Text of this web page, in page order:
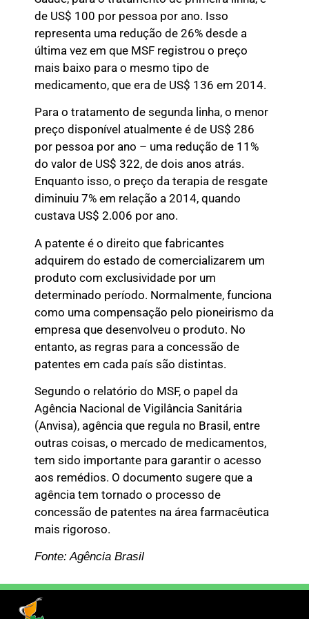
de US$ 100 por pessoa por ano. Isso
representa uma redução de 26% desde a
última vez em que MSF registrou o preço
mais baixo para o mesmo tipo de
medicamento, que era de US$ 136 em 2014.
Para o tratamento de segunda linha, o menor
preço disponível atualmente é de US$ 286
por pessoa por ano – uma redução de 11%
do valor de US$ 322, de dois anos atrás.
Enquanto isso, o preço da terapia de resgate
diminuiu 7% em relação a 2014, quando
custava US$ 2.006 por ano.
A patente é o direito que fabricantes
adquirem do estado de comercializarem um
produto com exclusividade por um
determinado período. Normalmente, funciona
como uma compensação pelo pioneirismo da
empresa que desenvolveu o produto. No
entanto, as regras para a concessão de
patentes em cada país são distintas.
Segundo o relatório do MSF, o papel da
Agência Nacional de Vigilância Sanitária
(Anvisa), agência que regula no Brasil, entre
outras coisas, o mercado de medicamentos,
tem sido importante para garantir o acesso
aos remédios. O documento sugere que a
agência tem tornado o processo de
concessão de patentes na área farmacêutica
mais rigoroso.
Fonte: Agência Brasil